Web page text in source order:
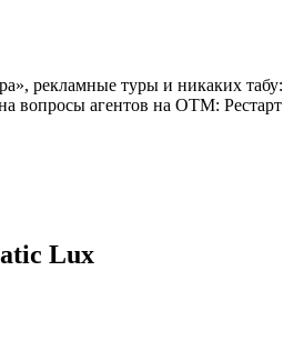
рекламные туры и никаких табу:
вопросы агентов на OTM: Рестарт
Lux